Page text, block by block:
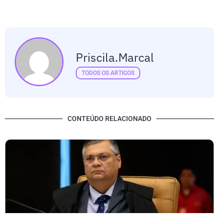
Priscila.marcal
TODOS OS ARTIGOS
CONTEÚDO RELACIONADO